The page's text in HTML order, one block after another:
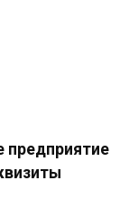
предприятие